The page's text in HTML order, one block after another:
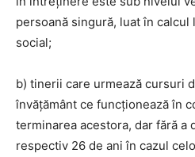
persoană singură, luat în
social;
b) tinerii care urmează cursuri
învăţământ ce funcţionează în
terminarea acestora, dar fără a
respectiv 26 de ani în cazul